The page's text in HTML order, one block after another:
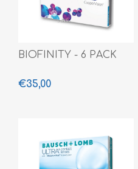
BIOFINITY - 6 PACK
€35,00